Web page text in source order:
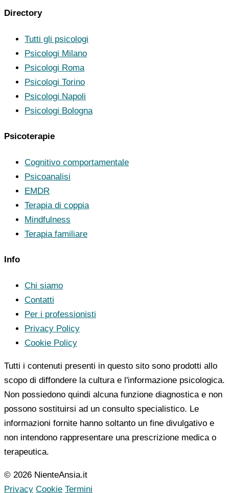
Directory
Tutti gli psicologi
Psicologi Milano
Psicologi Roma
Psicologi Torino
Psicologi Napoli
Psicologi Bologna
Psicoterapie
Cognitivo comportamentale
Psicoanalisi
EMDR
Terapia di coppia
Mindfulness
Terapia familiare
Info
Chi siamo
Contatti
Per i professionisti
Privacy Policy
Cookie Policy
Tutti i contenuti presenti in questo sito sono prodotti allo
scopo di diffondere la cultura e l'informazione psicologica.
Non possiedono quindi alcuna funzione diagnostica e non
possono sostituirsi ad un consulto specialistico. Le
informazioni fornite hanno soltanto un fine divulgativo e
non intendono rappresentare una prescrizione medica o
terapeutica.
© 2026 NienteAnsia.it
Privacy Cookie Termini